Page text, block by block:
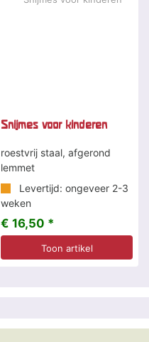
Snijmes voor kinderen
roestvrij staal, afgerond
lemmet
Levertijd: ongeveer 2-3
weken
€ 16,50 *
Toon artikel